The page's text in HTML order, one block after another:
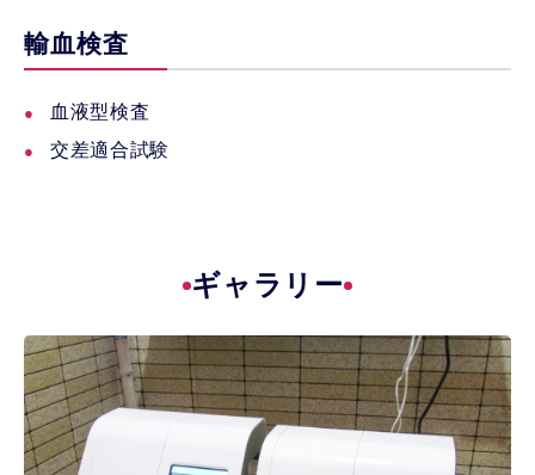
輸血検査
血液型検査
交差適合試験
ギャラリー